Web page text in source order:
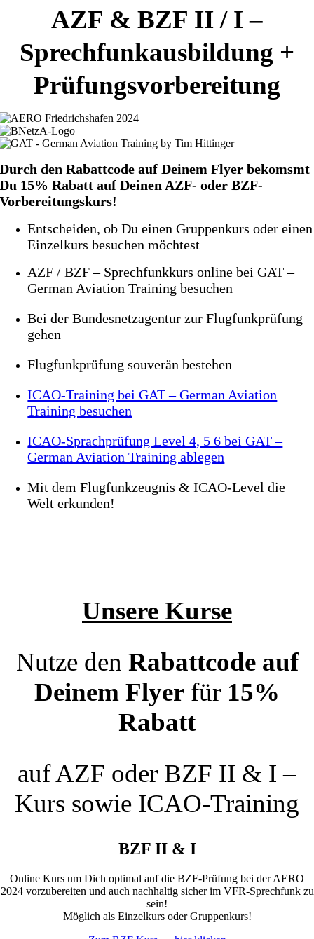
AZF & BZF II / I –
Sprechfunkausbildung +
Prüfungsvorbereitung
Durch den Rabattcode auf Deinem Flyerbekomsmt
Du 15% Rabatt auf Deinen AZF- oder BZF-
Vorbereitungskurs!
Entscheiden, ob Du einen Gruppenkurs oder einen
Einzelkurs besuchen möchtest
AZF / BZF – Sprechfunkkurs online bei GAT –
German Aviation Training besuchen
Bei der Bundesnetzagentur zur Flugfunkprüfung
gehen
Flugfunkprüfung souverän bestehen
ICAO-Training bei GAT – German Aviation
Training besuchen
ICAO-Sprachprüfung Level 4, 5 6 bei GAT –
German Aviation Training ablegen
Mit dem Flugfunkzeugnis & ICAO-Level die
Welt erkunden!
Unsere Kurse
Nutze den Rabattcode auf
Deinem Flyer für 15%
Rabatt
auf AZF oder BZF II & I –
Kurs sowie ICAO-Training
BZF II & I
Online Kurs um Dich optimal auf die BZF-Prüfung bei der AERO
2024 vorzubereiten und auch nachhaltig sicher im VFR-Sprechfunk zu
sein!
Möglich als Einzelkurs oder Gruppenkurs!